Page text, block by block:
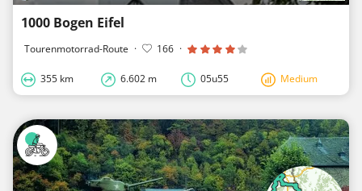
1000 Bogen Eifel
Tourenmotorrad-Route · 166 ·
355 km 6.602 m 05u55 Medium